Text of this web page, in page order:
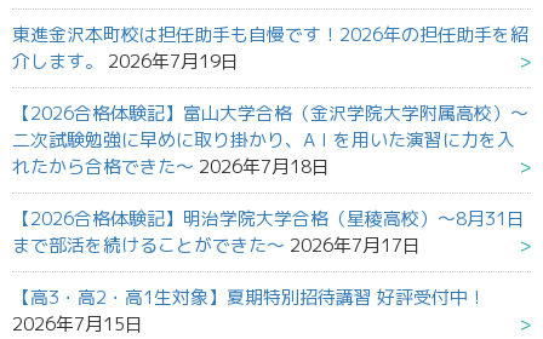
東進金沢本町校は担任助手も自慢です！2026年の担任助手を紹
介します。
2026年7月19日
【2026合格体験記】富山大学合格（金沢学院大学附属高校）～
二次試験勉強に早めに取り掛かり、AＩを用いた演習に力を入
れたから合格できた～ 2026年7月18日
【2026合格体験記】明治学院大学合格（星稜高校）～8月31日
まで部活を続けることができた～ 2026年7月17日
【高3・高2・高1生対象】夏期特別招待講習 好評受付中！
2026年7月15日